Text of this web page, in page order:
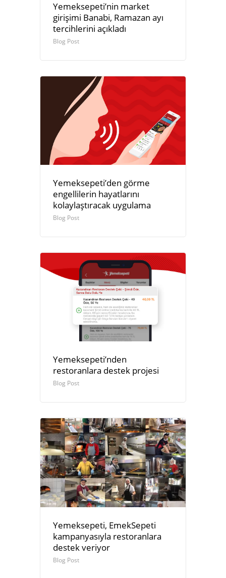
Yemeksepeti’nin market
girişimi Banabi, Ramazan ayı
tercihlerini açıkladı
Blog Post
Yemeksepeti’den görme
engellilerin hayatlarını
kolaylaştıracak uygulama
Blog Post
Yemeksepeti’nden
restoranlara destek projesi
Blog Post
Yemeksepeti, EmekSepeti
kampanyasıyla restoranlara
destek veriyor
Blog Post